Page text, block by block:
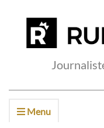
Menu